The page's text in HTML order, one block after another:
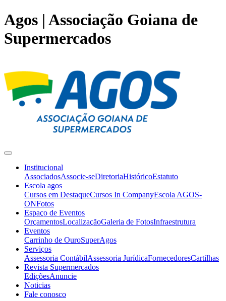
Agos | Associação Goiana de
Supermercados
Institucional
AssociadosAssocie-seDiretoriaHistóricoEstatuto
Escola agos
Cursos em DestaqueCursos In CompanyEscola AGOS-
ONFotos
Espaço de Eventos
OrçamentosLocalizaçãoGaleria de FotosInfraestrutura
Eventos
Carrinho de OuroSuperAgos
Serviços
Assessoria ContábilAssessoria JurídicaFornecedoresCartilhas
Revista Supermercados
EdiçõesAnuncie
Noticias
Fale conosco